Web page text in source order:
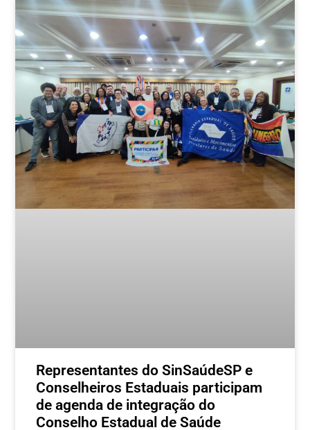
Representantes do SinSaúdeSP e
Conselheiros Estaduais participam
de agenda de integração do
Conselho Estadual de Saúde